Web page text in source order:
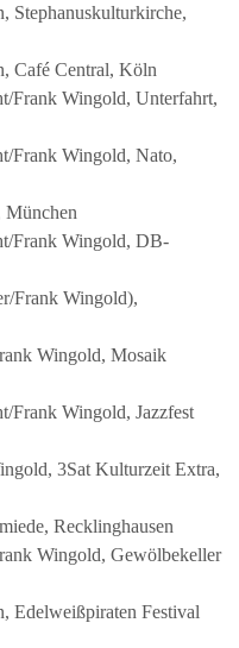
Stephanuskulturkirche,
Café Central, Köln
Frank Wingold, Unterfahrt,
Frank Wingold, Nato,
Frank Wingold, DB-
Frank Wingold),
Wingold, Mosaik
Frank Wingold, Jazzfest
3Sat Kulturzeit Extra,
Recklinghausen
Wingold, Gewölbekeller
Edelweißpiraten Festival